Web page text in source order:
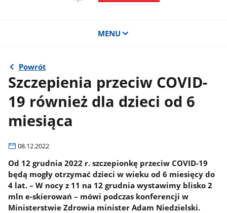
MENU
Powrót
Szczepienia przeciw COVID-
19 również dla dzieci od 6
miesiąca
08.12.2022
Od 12 grudnia 2022 r. szczepionkę przeciw COVID-19
będą mogły otrzymać dzieci w wieku od 6 miesięcy do
4 lat. – W nocy z 11 na 12 grudnia wystawimy blisko 2
mln e-skierowań – mówi podczas konferencji w
Ministerstwie Zdrowia minister Adam Niedzielski.